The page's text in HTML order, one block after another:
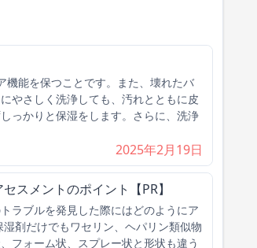
能を保つことです。また、壊れたバ
やさしく洗浄しても、汚れとともに皮
っかりと保湿をします。さらに、洗浄
2025年2月19日
スメントのポイント【PR】
ラブルを発見した際にはどのようにア
剤だけでもワセリン、ヘパリン類似物
フォーム状、スプレー状と形状も違う